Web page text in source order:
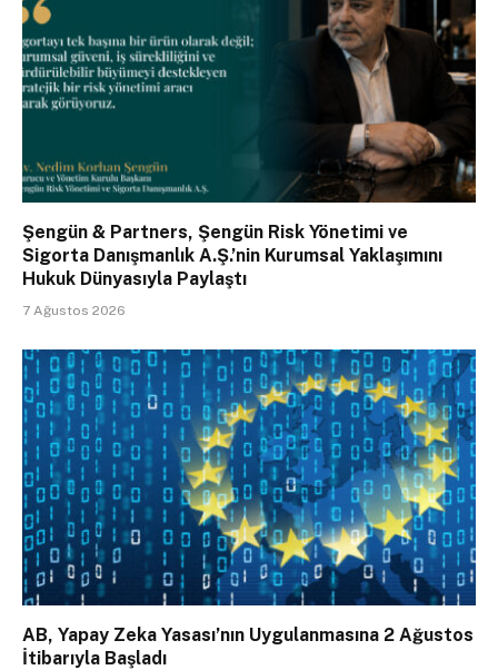
Şengün & Partners, Şengün Risk Yönetimi ve
Sigorta Danışmanlık A.Ş.’nin Kurumsal Yaklaşımını
Hukuk Dünyasıyla Paylaştı
7 Ağustos 2026
AB, Yapay Zeka Yasası’nın Uygulanmasına 2 Ağustos
İtibarıyla Başladı